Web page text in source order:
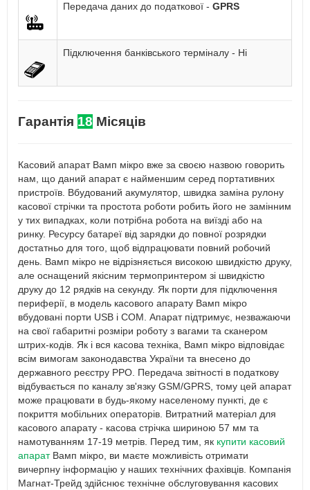
Передача даних до податкової - GPRS
Підключення банківського терміналу - Ні
Гарантія 18 Місяців
Касовий апарат Вамп мікро вже за своєю назвою говорить
нам, що даний апарат є найменшим серед портативних
пристроїв. Вбудований акумулятор, швидка заміна рулону
касової стрічки та простота роботи робить його не замінним
у тих випадках, коли потрібна робота на виїзді або на
ринку. Ресурсу батареї від зарядки до повної розрядки
достатньо для того, щоб відпрацювати повний робочий
день. Вамп мікро не відрізняється високою швидкістю друку,
але оснащений якісним термопринтером зі швидкістю
друку до 12 рядків на секунду. Як порти для підключення
периферії, в модель касового апарату Вамп мікро
вбудовані порти USB і COM. Апарат підтримує, незважаючи
на свої габаритні розміри роботу з вагами та сканером
штрих-кодів. Як і вся касова техніка, Вамп мікро відповідає
всім вимогам законодавства України та внесено до
державного реєстру РРО. Передача звітності в податкову
відбувається по каналу зв'язку GSM/GPRS, тому цей апарат
може працювати в будь-якому населеному пункті, де є
покриття мобільних операторів. Витратний матеріал для
касового апарату - касова стрічка шириною 57 мм та
намотуванням 17-19 метрів. Перед тим, як купити касовий
апаратВамп мікро, ви маєте можливість отримати
вичерпну інформацію у наших технічних фахівців. Компанія
Магнат-Трейд здійснює технічне обслуговування касових